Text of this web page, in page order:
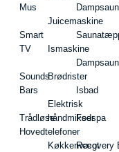
Mus
Smart
TV
Sounds
Bars
Trådløse
Hovedtelefoner
Juicemaskine
Ismaskine
Brødrister
Elektrisk
håndmikser
Køkkenvægt
Isbad
Fodspa
Recovery